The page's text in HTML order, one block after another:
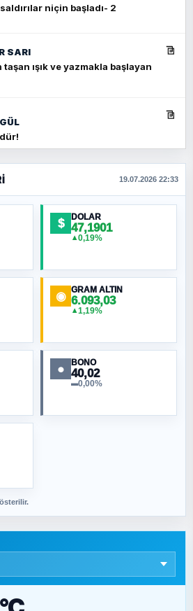
niçin başladı- 2
SARI
ışık ve yazmakla başlayan
NATO Toplantısı mı, Yeni
Provası mı?
bir müstevli alçağına
ÇİÇEK
19.07.2026 22:33
$ DOLAR
47,1901
▲0,19%
◉ GRAM ALTIN
6.093,03
▲1,19%
● BONO
40,02
▬0,00%